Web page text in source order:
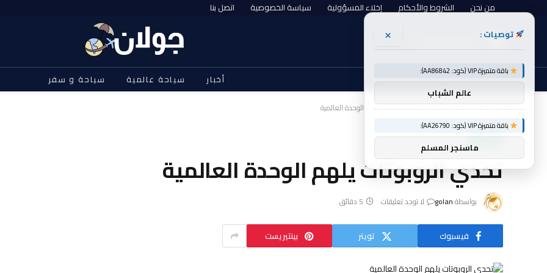
من نحن الشروط والأحكام إخلاء المسؤولية سياسة الخصوصية اتصل بنا
أخبار سياحة عالمية سياحة و سفر
الرئيسية » ، مقالات، » تحدي الروبوتات يلهم الوحدة العالمية
، مقالات،
تحدي الروبوتات يلهم الوحدة العالمية
بواسطةgolan لا توجد تعليقات 5 دقائق
فيسبوك تويتر بينتيريست
توصيات : ×
باقة متميزة VIP (كود: AA86842):
عالم الشباب
باقة متميزة VIP (كود: AA26790):
ماسنجر المسلم